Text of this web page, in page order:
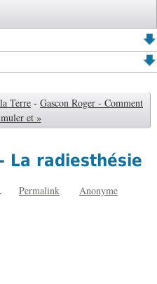
Terre - Gascon Roger - Comment
et »
La radiesthésie
Permalink
Anonyme